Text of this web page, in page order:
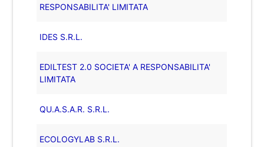
RESPONSABILITA' LIMITATA
IDES S.R.L.
EDILTEST 2.0 SOCIETA' A RESPONSABILITA'
LIMITATA
QU.A.S.A.R. S.R.L.
ECOLOGYLAB S.R.L.